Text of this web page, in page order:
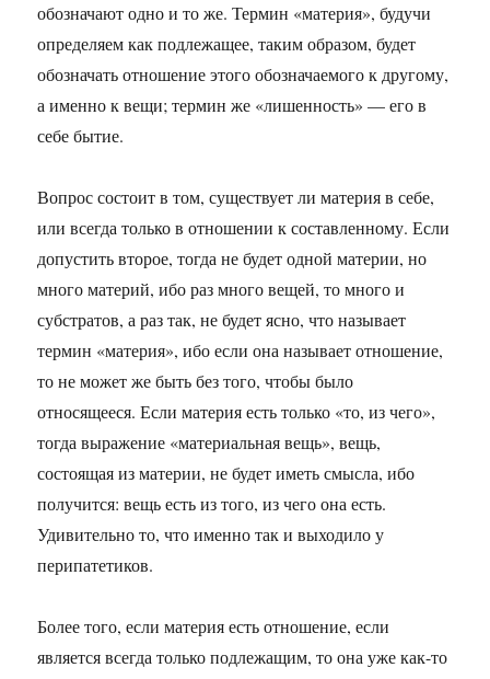
обозначают одно и то же. Термин «материя», будучи
определяем как подлежащее, таким образом, будет
обозначать отношение этого обозначаемого к другому,
а именно к вещи; термин же «лишенность» — его в
себе бытие.
Вопрос состоит в том, существует ли материя в себе,
или всегда только в отношении к составленному. Если
допустить второе, тогда не будет одной материи, но
много материй, ибо раз много вещей, то много и
субстратов, а раз так, не будет ясно, что называет
термин «материя», ибо если она называет отношение,
то не может же быть без того, чтобы было
относящееся. Если материя есть только «то, из чего»,
тогда выражение «материальная вещь», вещь,
состоящая из материи, не будет иметь смысла, ибо
получится: вещь есть из того, из чего она есть.
Удивительно то, что именно так и выходило у
перипатетиков.
Более того, если материя есть отношение, если
является всегда только подлежащим, то она уже как-то